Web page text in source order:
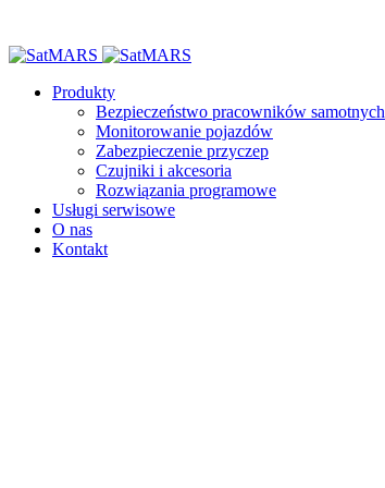
Produkty
Bezpieczeństwo pracowników samotnych
Monitorowanie pojazdów
Zabezpieczenie przyczep
Czujniki i akcesoria
Rozwiązania programowe
Usługi serwisowe
O nas
Kontakt